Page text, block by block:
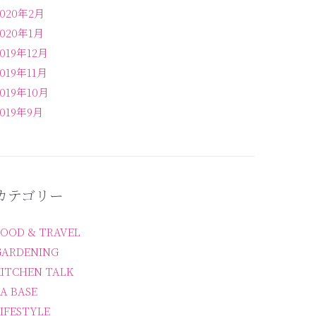
年2月
年1月
年12月
年11月
年10月
年9月
テゴリー
& TRAVEL
TALK
BASE